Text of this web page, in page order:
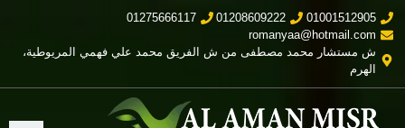
01001512905
01208609222
01275666117
romanyaa@hotmail.com
ش مستشار محمد مصطفى من ش الفريق محمد علي فهمي المريوطية،
الهرم